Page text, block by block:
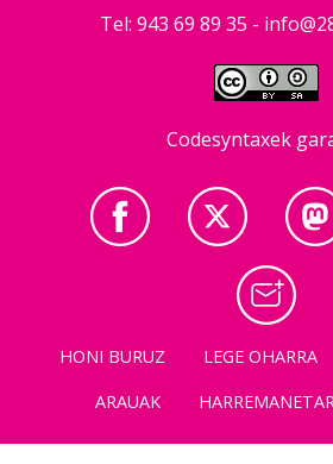
Tel: 943 69 89 35 -
Codesyntaxek
HONI BURUZ LEGE OHARRA
ARAUAK